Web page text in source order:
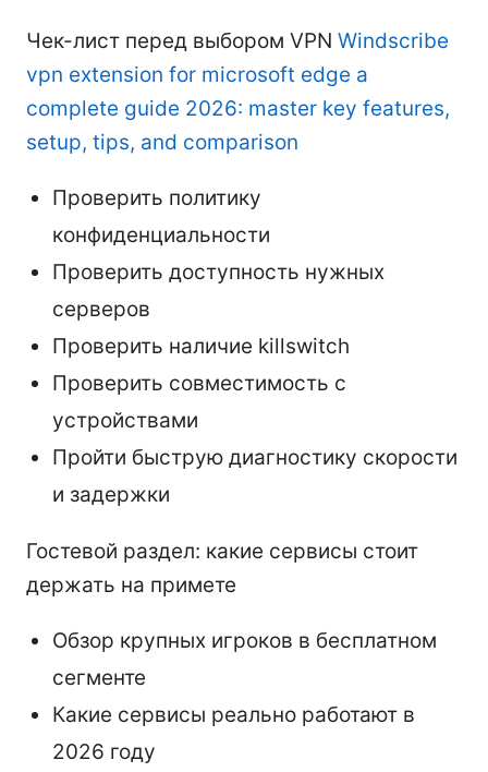
Чек-лист перед выбором VPN Windscribe
vpn extension for microsoft edge a
complete guide 2026: master key features,
setup, tips, and comparison
Проверить политику
конфиденциальности
Проверить доступность нужных
серверов
Проверить наличие killswitch
Проверить совместимость с
устройствами
Пройти быструю диагностику скорости
и задержки
Гостевой раздел: какие сервисы стоит
держать на примете
Обзор крупных игроков в бесплатном
сегменте
Какие сервисы реально работают в
2026 году